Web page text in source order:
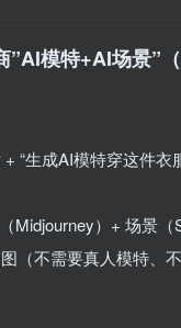
”AI模特+AI场景”
“生成AI模特穿这件衣
Midjourney）+ 场景（
（不需要真人模特、